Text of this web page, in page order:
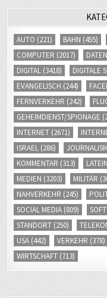
AUTO (221) BAHN (455)
COMPUTER (2017)
DIGITAL (3418) DIGITALE
EVANGELISCH (244)
FERNVERKEHR (242)
GEHEIMDIENST/SPIONAGE
INTERNET (2671)
ISRAEL (286)
KOMMENTAR (313)
MEDIEN (3203) MILITÄR
NAHVERKEHR (245)
SOCIAL MEDIA (809)
STANDORT (250)
USA (442) VERKEHR (378)
WIRTSCHAFT (713)